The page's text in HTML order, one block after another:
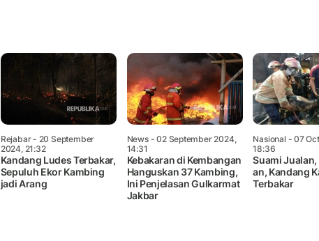
Rejabar- 20 September
2024, 21:32
Kandang Ludes Terbakar,
Sepuluh Ekor Kambing
jadi Arang
News- 02 September 2024,
14:31
Kebakaran di Kembangan
Hanguskan 37 Kambing,
Ini Penjelasan Gulkarmat
Jakbar
Nasional - 07
18:36
Suami Jualan,
an, Kandang
Terbakar